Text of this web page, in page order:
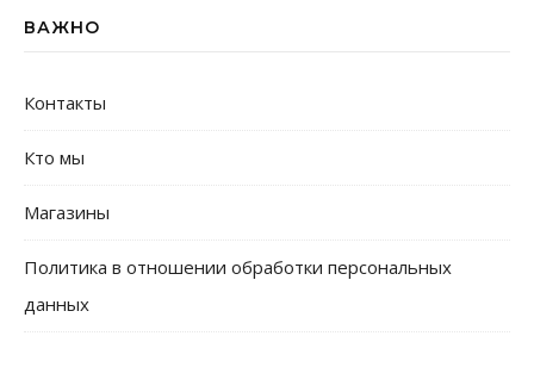
ВАЖНО
Контакты
Кто мы
Магазины
Политика в отношении обработки персональных
данных